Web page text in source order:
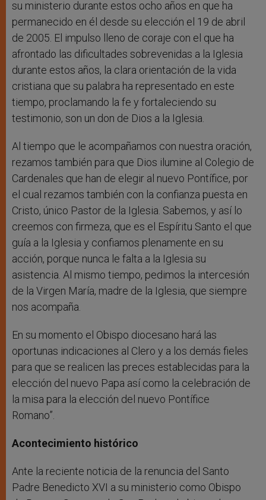
su ministerio durante estos ocho años en que ha
permanecido en él desde su elección el 19 de abril
de 2005. El impulso lleno de coraje con el que ha
afrontado las dificultades sobrevenidas a la Iglesia
durante estos años, la clara orientación de la vida
cristiana que su palabra ha representado en este
tiempo, proclamando la fe y fortaleciendo su
testimonio, son un don de Dios a la Iglesia.
Al tiempo que le acompañamos con nuestra oración,
rezamos también para que Dios ilumine al Colegio de
Cardenales que han de elegir al nuevo Pontífice, por
el cual rezamos también con la confianza puesta en
Cristo, único Pastor de la Iglesia. Sabemos, y así lo
creemos con firmeza, que es el Espíritu Santo el que
guía a la Iglesia y confiamos plenamente en su
acción, porque nunca le falta a la Iglesia su
asistencia. Al mismo tiempo, pedimos la intercesión
de la Virgen María, madre de la Iglesia, que siempre
nos acompaña.
En su momento el Obispo diocesano hará las
oportunas indicaciones al Clero y a los demás fieles
para que se realicen las preces establecidas para la
elección del nuevo Papa así como la celebración de
la misa para la elección del nuevo Pontífice
Romano”.
Acontecimiento histórico
Ante la reciente noticia de la renuncia del Santo
Padre Benedicto XVI a su ministerio como Obispo